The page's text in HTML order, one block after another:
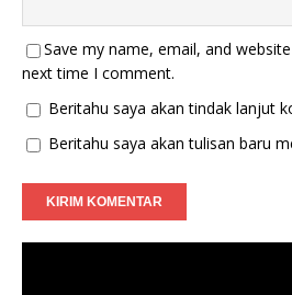
Save my name, email, and
next time I comment.
Beritahu saya akan tindak lanjut
Beritahu saya akan tulisan baru